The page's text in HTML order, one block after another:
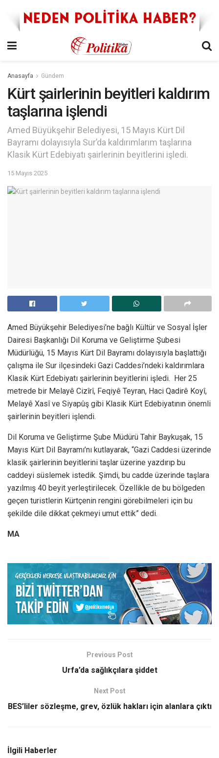
Anasayfa Gündem
Kürt şairlerinin beyitleri kaldırım
taşlarına işlendi
Amed Büyükşehir Belediyesi, 15 Mayıs Kürt Dil
Bayramı dolayısıyla Sur’da kaldırımlarım taşlarına
Klasik Kürt Edebiyatı şairlerinin beyitlerini işledi.
15 Mayıs 2025
Amed Büyükşehir Belediyesi’ne bağlı Kültür ve Sosyal İşler
Dairesi Başkanlığı Dil Koruma ve Geliştirme Şubesi
Müdürlüğü, 15 Mayıs Kürt Dil Bayramı dolayısıyla başlattığı
çalışma ile Sur ilçesindeki Gazi Caddesi’ndeki kaldırımlara
Klasik Kürt Edebiyatı şairlerinin beyitlerini işledi. Her 25
metrede bir Melayê Cizîrî, Feqiyê Teyran, Haci Qadirê Koyî,
Melayê Xasî ve Siyapûş gibi Klasik Kürt Edebiyatının önemli
şairlerinin beyitleri işlendi.
Dil Koruma ve Geliştirme Şube Müdürü Tahir Baykuşak, 15
Mayıs Kürt Dil Bayramı’nı kutlayarak, “Gazi Caddesi üzerinde
klasik şairlerinin beyitlerini taşlar üzerine yazdırıp bu
caddeyi süslemek istedik. Şimdi, bu cadde üzerinde taşlara
yazılmış 40 beyit yerleştirilecek. Özellikle de bu bölgeden
geçen turistlerin Kürtçenin rengini görebilmeleri için bu
şekilde dile dikkat çekmeyi umut ettik” dedi.
MA
Previous Post
Urfa’da sağlıkçılara şiddet
Next Post
BES’liler sözleşme, grev, özlük hakları için alanlara çıktı
İlgili Haberler